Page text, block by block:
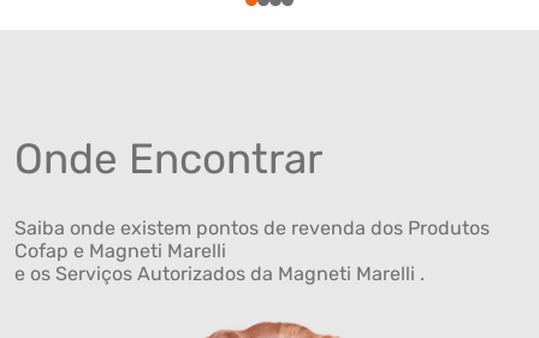
1234
Onde Encontrar
Saiba onde existem pontos de revenda dos Produtos
Cofap e Magneti Marelli
e os Serviços Autorizados da Magneti Marelli .